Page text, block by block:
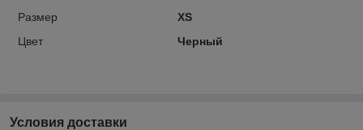
Размер
XS
Цвет
Черный
Условия доставки